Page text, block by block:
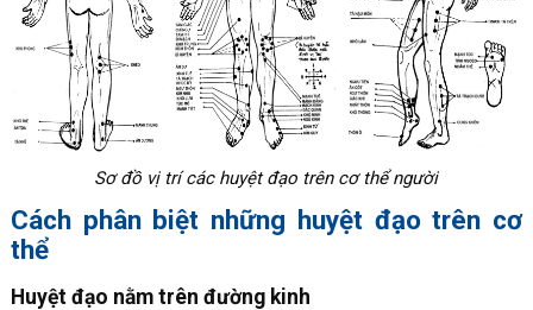
Sơ đồ vị trí các huyệt đạo trên cơ thể người
Cách phân biệt những huyệt đạo trên cơ
thể
Huyệt đạo nằm trên đường kinh